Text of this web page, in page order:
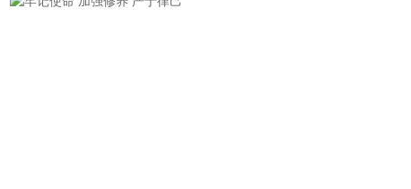
与市属国资产业布局深度联动，立足服务实体经济、